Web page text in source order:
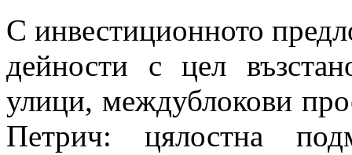
С инвестиционното
дейности с цел
улици, междублокови
Петрич: цялостна